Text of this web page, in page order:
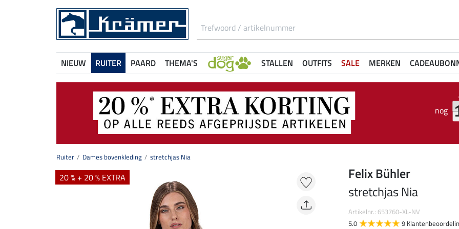
NIEUW RUITER PAARD THEMA'S STALLEN OUTFITS SALE MERKEN
nog
Ruiter Dames bovenkleding stretchjas Nia
20 % + 20 % EXTRA
Felix Bühler
stretchjas Nia
Artikelnr.: 653760-XL-NV
5.0
9